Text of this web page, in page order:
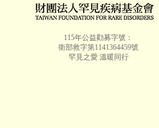
115年公益勸募字號：
衛部救字第1141364459號
罕見之愛 溫暖同行